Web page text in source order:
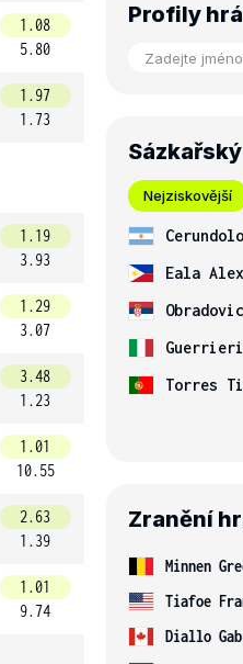
1.08
5.80
1.97
1.73
1.19
3.93
1.29
3.07
3.48
1.23
1.01
10.55
2.63
1.39
1.01
9.74
Profily
Nejziskovější
Eala
Torres
Zranění
Minnen
Tiafoe
Diallo